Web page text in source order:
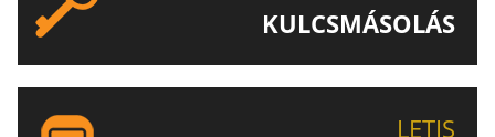
KULCSMÁSOLÁS
LETIS